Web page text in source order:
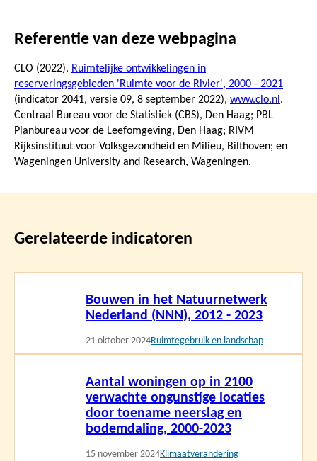
Referentie van deze webpagina
CLO (2022). Ruimtelijke ontwikkelingen in
reserveringsgebieden 'Ruimte voor de Rivier', 2000 - 2021
(indicator 2041, versie 09, 8 september 2022), www.clo.nl .
Centraal Bureau voor de Statistiek (CBS), Den Haag; PBL
Planbureau voor de Leefomgeving, Den Haag; RIVM
Rijksinstituut voor Volksgezondheid en Milieu, Bilthoven; en
Wageningen University and Research, Wageningen.
Gerelateerde indicatoren
Bouwen in het Natuurnetwerk
Nederland (NNN), 2012 - 2023
21 oktober 2024Ruimtegebruik en landschap
Aantal woningen op in 2100
verwachte ongunstige locaties
door toename neerslag en
bodemdaling, 2000-2023
15 november 2024Klimaatverandering